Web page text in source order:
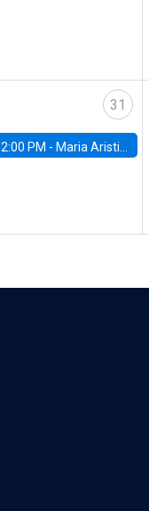
31
2:00 PM - Maria Aristizabal-Ramirez, FED Board